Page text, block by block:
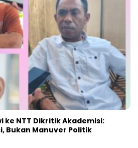
ke NTT Dikritik Akademisi:
Bukan Manuver Politik